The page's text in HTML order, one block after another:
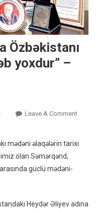
Özbəkistanı
yoxdur” –
Leave A CommentOn
Səbəb
mədəni əlaqələrin tarixi
olan Səmərqənd,
güclü mədəni-
Heydər Əliyev adına